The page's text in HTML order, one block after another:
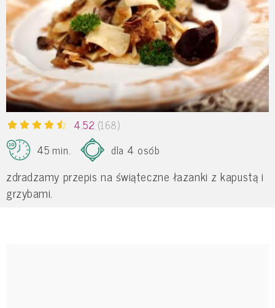
4.52 (168)
45 min.
dla 4 osób
zdradzamy przepis na świąteczne łazanki z kapustą i
grzybami.